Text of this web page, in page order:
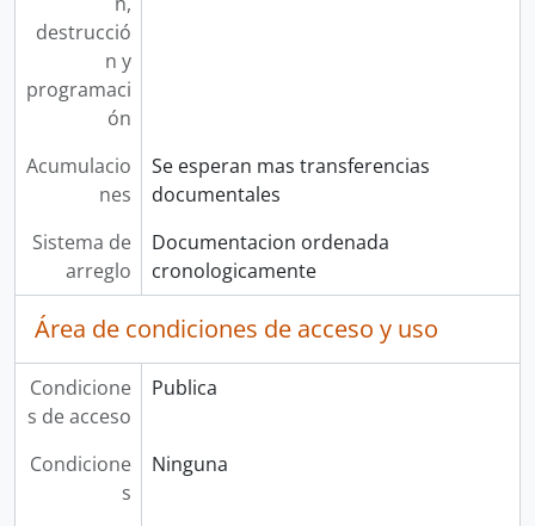
destrucció
n y
programaci
ón
Acumulacio
nes
Se esperan mas transferencias
documentales
Sistema de
arreglo
Documentacion ordenada
cronologicamente
Área de condiciones de acceso y uso
Condicione
s de acceso
Publica
Condicione
s
Ninguna